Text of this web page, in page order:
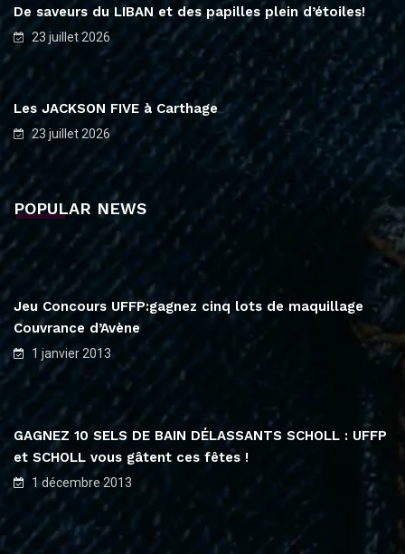
De saveurs du LIBAN et des papilles plein d’étoiles!
23 juillet 2026
Les JACKSON FIVE à Carthage
23 juillet 2026
POPULAR NEWS
Jeu Concours UFFP:gagnez cinq lots de maquillage
Couvrance d’Avène
1 janvier 2013
GAGNEZ 10 SELS DE BAIN DÉLASSANTS SCHOLL : UFFP
et SCHOLL vous gâtent ces fêtes !
1 décembre 2013